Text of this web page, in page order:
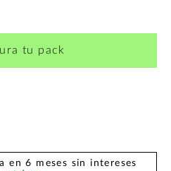
tu pack
en 6 meses sin intereses